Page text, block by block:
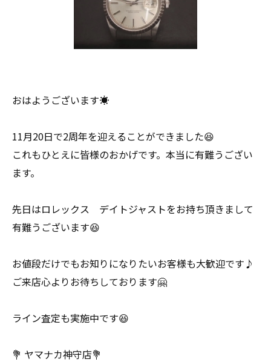
おはようございます☀
11月20日で2周年を迎えることができました😆
これもひとえに皆様のおかげです。本当に有難うござい
ます。
先日はロレックス デイトジャストをお持ち頂きまして
有難うございます😆
お値段だけでもお知りになりたいお客様も大歓迎です♪
ご来店心よりお待ちしております🤗
ライン査定も実施中です😆
💐 ヤマナカ神守店💐